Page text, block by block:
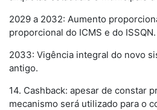
2029 a 2032: Aumento
proporcional do ICMS e do ISSQN.
2033: Vigência integral do novo
antigo.
14. Cashback: apesar de constar
mecanismo será utilizado para o